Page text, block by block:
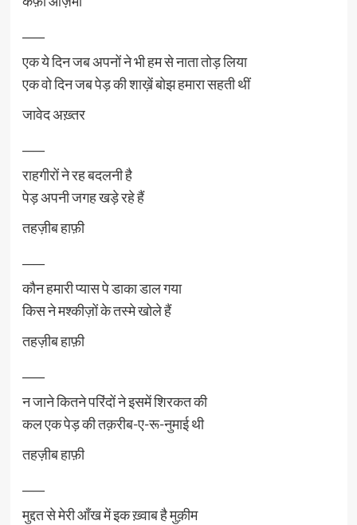
एक ये दिन जब अपनों ने भी हम से नाता तोड़ लिया
एक वो दिन जब पेड़ की शाख़ें बोझ हमारा सहती थीं
जावेद अख़्तर
राहगीरों ने रह बदलनी है
पेड़ अपनी जगह खड़े रहे हैं
तहज़ीब हाफ़ी
कौन हमारी प्यास पे डाका डाल गया
किस ने मश्कीज़ों के तस्मे खोले हैं
तहज़ीब हाफ़ी
न जाने कितने परिंदों ने इसमें शिरकत की
कल एक पेड़ की तक़रीब-ए-रू-नुमाई थी
तहज़ीब हाफ़ी
मुद्दत से मेरी आँख में इक ख़्वाब है मुक़ीम